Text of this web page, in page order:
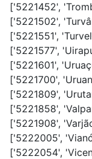
['5221452',
['5221502',
['5221551',
['5221577',
['5221601',
['5221700',
['5221809',
['5221858',
['5221908',
['5222005',
['5222054',